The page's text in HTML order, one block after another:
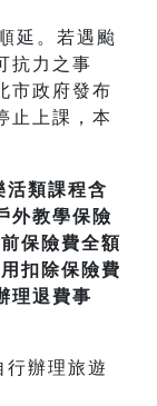
延。若遇颱
抗力之事
市政府發布
止上課，本
活類課程含
外教學保險
保險費全額
扣除保險費
理退費事
辦理旅遊